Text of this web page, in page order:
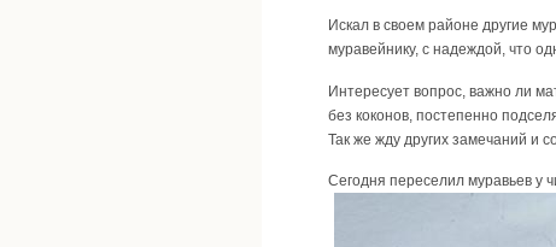
Искал в своем районе другие
муравейнику, с надеждой, что
Интересует вопрос, важно ли
без коконов, постепенно
Так же жду других замечаний и
Сегодня переселил муравьев у